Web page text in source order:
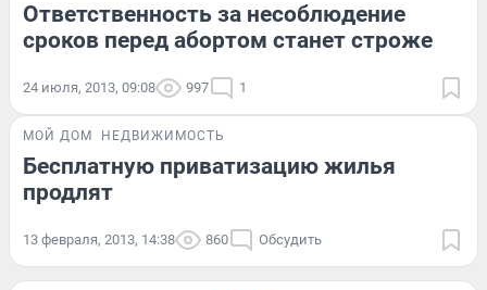
Ответственность за несоблюдение
сроков перед абортом станет строже
24 июля, 2013, 09:08 997 1
МОЙ ДОМ НЕДВИЖИМОСТЬ
Бесплатную приватизацию жилья
продлят
13 февраля, 2013, 14:38 860 Обсудить